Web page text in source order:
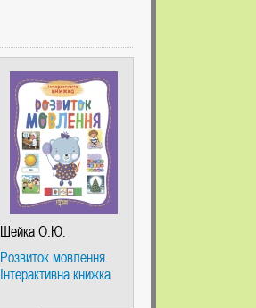
Шейка О.Ю.
Розвиток мовлення.
Інтерактивна книжка